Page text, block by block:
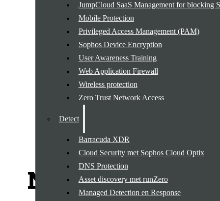
JumpCloud SaaS Management for blocking
Mobile Protection
Privileged Access Management (PAM)
Sophos Device Encryption
User Awareness Training
Web Application Firewall
Wireless protection
Zero Trust Network Access
Detect
Barracuda XDR
Cloud Security met Sophos Cloud Optix
DNS Protection
Asset discovery met runZero
Managed Detection en Response
NIS2 in